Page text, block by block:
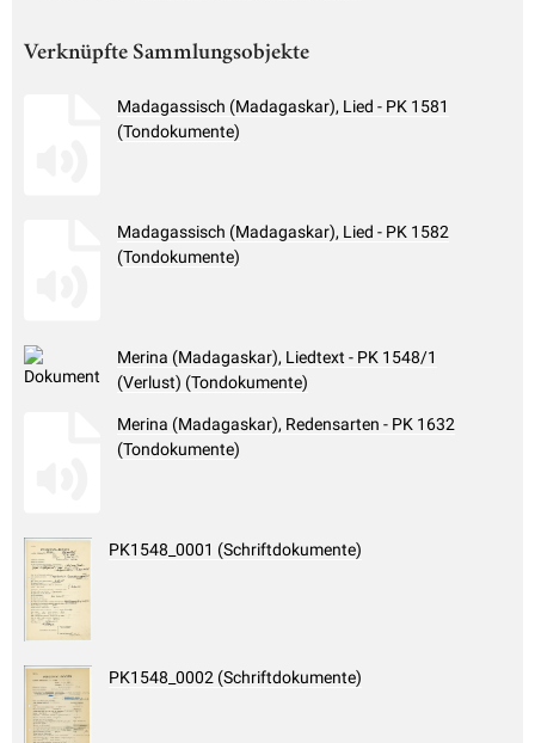
Verknüpfte Sammlungsobjekte
Madagassisch (Madagaskar), Lied - PK 1581
(Tondokumente)
Madagassisch (Madagaskar), Lied - PK 1582
(Tondokumente)
Merina (Madagaskar), Liedtext - PK 1548/1
(Verlust) (Tondokumente)
Merina (Madagaskar), Redensarten - PK 1632
(Tondokumente)
PK1548_0001 (Schriftdokumente)
PK1548_0002 (Schriftdokumente)